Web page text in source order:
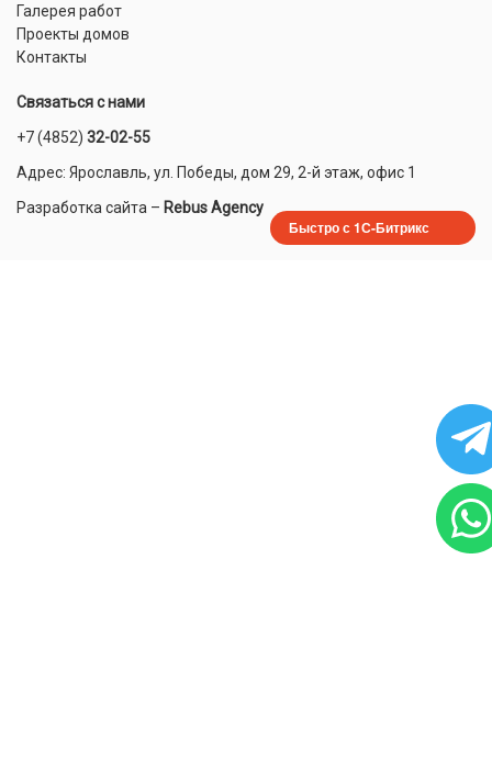
Галерея работ
Проекты домов
Контакты
Связаться с нами
+7 (4852) 32-02-55
Адрес: Ярославль, ул. Победы, дом 29, 2-й этаж, офис 1
Разработка сайта – Rebus Agency
Быстро с 1С-Битрикс